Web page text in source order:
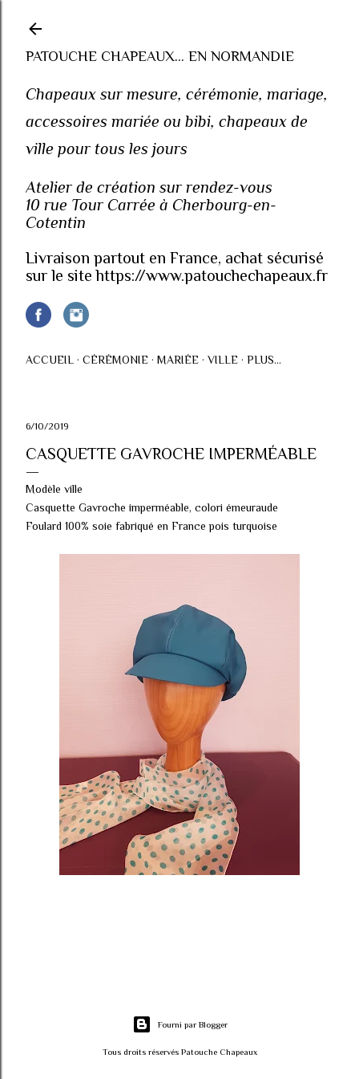
PATOUCHE CHAPEAUX... EN NORMANDIE
Chapeaux sur mesure, cérémonie, mariage,
accessoires mariée ou bibi, chapeaux de
ville pour tous les jours
Atelier de création sur rendez-vous
10 rue Tour Carrée à Cherbourg-en-
Cotentin
Livraison partout en France, achat sécurisé
sur le site https://www.patouchechapeaux.fr
ACCUEIL CÉRÉMONIE MARIÉE VILLE PLUS…
6/10/2019
CASQUETTE GAVROCHE IMPERMÉABLE
Modèle ville
Casquette Gavroche imperméable, colori émeuraude
Foulard 100% soie fabriqué en France pois turquoise
Fourni par Blogger
Tous droits réservés Patouche Chapeaux